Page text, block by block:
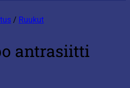
/ Ruukut
antrasiitti